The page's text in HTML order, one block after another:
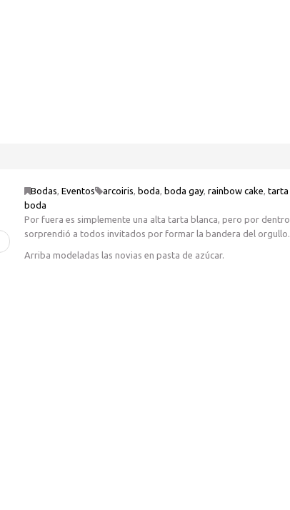
Bodas, Eventos arcoiris, boda, boda gay, rainbow cake, tarta
boda
Por fuera es simplemente una alta tarta blanca, pero por dentro
sorprendió a todos invitados por formar la bandera del orgullo.
Arriba modeladas las novias en pasta de azúcar.